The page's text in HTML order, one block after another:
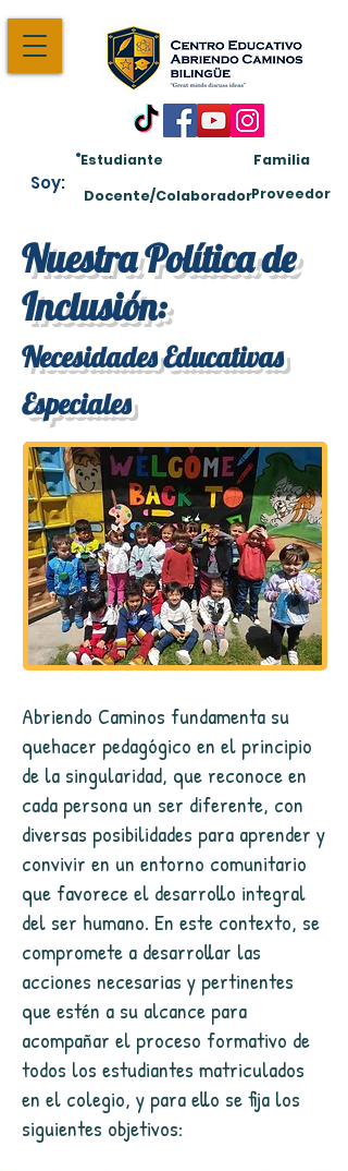
Estudiante
Docente/Colaborador
Familia
Proveedor
Soy:
Nuestra Política de
Inclusión:
Necesidades Educativas
Especiales
Abriendo Caminos fundamenta su
quehacer pedagógico en el principio
de la singularidad, que reconoce en
cada persona un ser diferente, con
diversas posibilidades para aprender y
convivir en un entorno comunitario
que favorece el desarrollo integral
del ser humano. En este contexto, se
compromete a desarrollar las
acciones necesarias y pertinentes
que estén a su alcance para
acompañar el proceso formativo de
todos los estudiantes matriculados
en el colegio, y para ello se fija los
siguientes objetivos: